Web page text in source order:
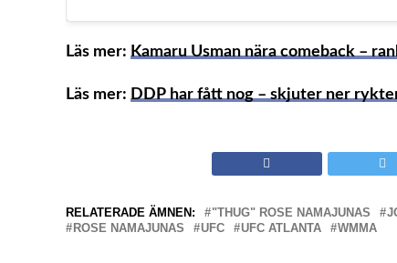
Läs mer: Kamaru Usman nära comeback –
Läs mer: DDP har fått nog – skjuter ner
RELATERADE ÄMNEN: "THUG" ROSE NAMAJUNAS
ROSE NAMAJUNAS
UFC UFC ATLANTA WMMA